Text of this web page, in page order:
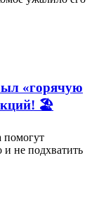
«горячую
🏖
помогут
и не подхватить